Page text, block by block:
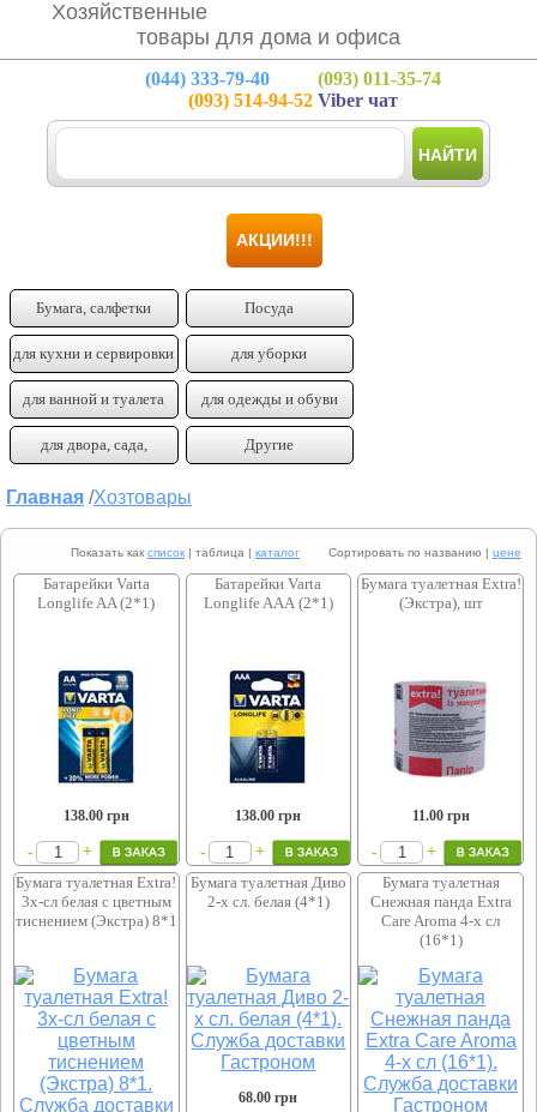
Хозяйственные
товары для дома и офиса
(044) 333-79-40 (093) 011-35-74
(093) 514-94-52Viber чат
НАЙТИ
АКЦИИ!!!
Бумага, салфетки Посуда
для кухни и сервировки для уборки
для ванной и туалета для одежды и обуви
для двора, сада,
огорода
Другие
Главная /Хозтовары
Показать как список | таблица | каталог Сортировать по названию | цене
Батарейки Varta
Longlife AA (2*1)
138.00грн
- +
Батарейки Varta
Longlife AAА (2*1)
138.00 грн
- +
Бумага туалетная Extra!
(Экстра), шт
11.00грн
-
+
Бумага туалетная Extra!
3х-сл белая с цветным
тиснением (Экстра) 8*1
Бумага туалетная Диво
2-х сл. белая (4*1)
68.00 грн
Бумага туалетная
Снежная панда Extra
Care Aroma 4-х сл
(16*1)